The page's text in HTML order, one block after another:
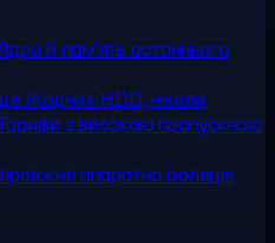
й пам'ять останнього
Жодних HDD, ніколи
з високою пропускною
апаратна ізоляція